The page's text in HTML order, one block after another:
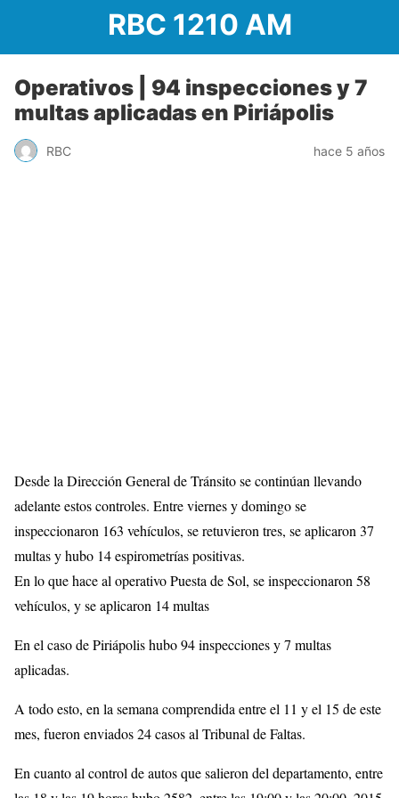
RBC 1210 AM
Operativos | 94 inspecciones y 7
multas aplicadas en Piriápolis
RBC hace 5 años
Desde la Dirección General de Tránsito se continúan llevando
adelante estos controles. Entre viernes y domingo se
inspeccionaron 163 vehículos, se retuvieron tres, se aplicaron 37
multas y hubo 14 espirometrías positivas.
En lo que hace al operativo Puesta de Sol, se inspeccionaron 58
vehículos, y se aplicaron 14 multas
En el caso de Piriápolis hubo 94 inspecciones y 7 multas
aplicadas.
A todo esto, en la semana comprendida entre el 11 y el 15 de este
mes, fueron enviados 24 casos al Tribunal de Faltas.
En cuanto al control de autos que salieron del departamento, entre